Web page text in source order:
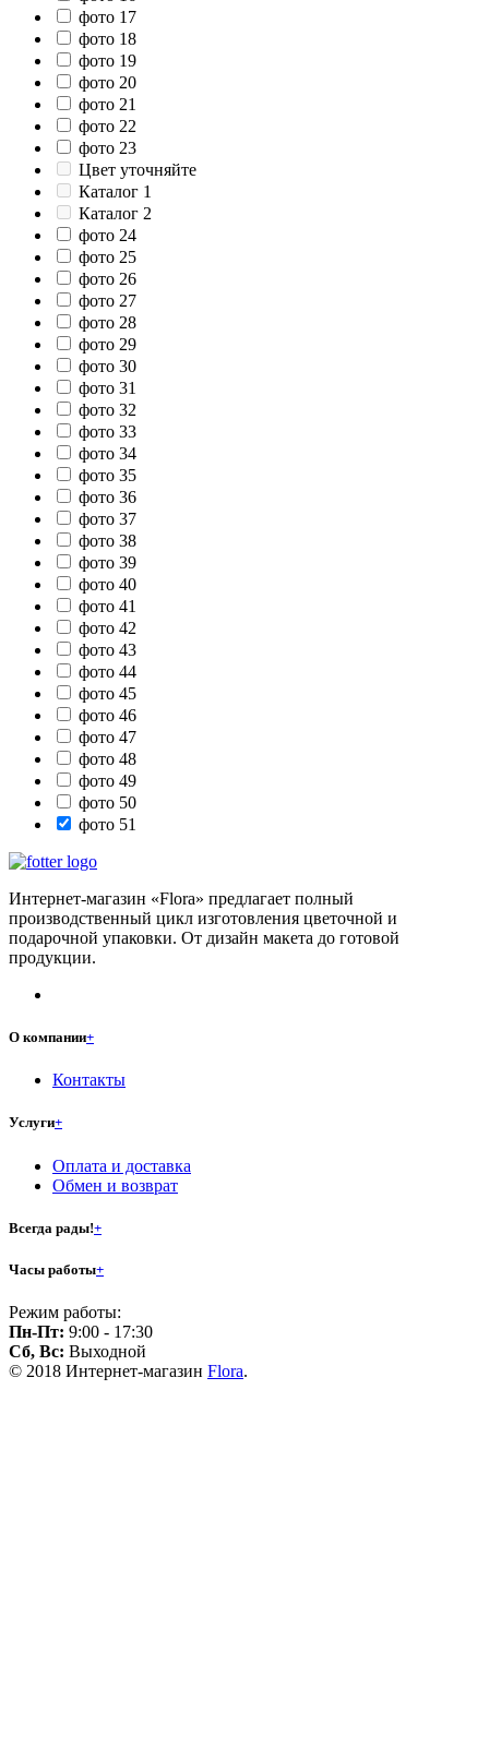
фото 17
фото 18
фото 19
фото 20
фото 21
фото 22
фото 23
Цвет уточняйте
Каталог 1
Каталог 2
фото 24
фото 25
фото 26
фото 27
фото 28
фото 29
фото 30
фото 31
фото 32
фото 33
фото 34
фото 35
фото 36
фото 37
фото 38
фото 39
фото 40
фото 41
фото 42
фото 43
фото 44
фото 45
фото 46
фото 47
фото 48
фото 49
фото 50
фото 51
Интернет-магазин «Flora» предлагает полный
производственный цикл изготовления цветочной и
подарочной упаковки. От дизайн макета до готовой
продукции.
О компании+
Контакты
Услуги+
Оплата и доставка
Обмен и возврат
Всегда рады!+
Часы работы+
Режим работы:
Пн-Пт: 9:00 - 17:30
Сб, Вс: Выходной
© 2018 Интернет-магазин Flora.